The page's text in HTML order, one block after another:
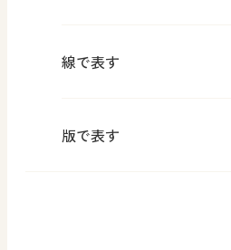
線で表す
版で表す